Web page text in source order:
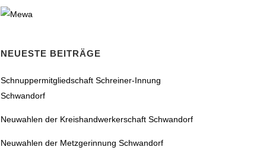
NEUESTE BEITRÄGE
Schnuppermitgliedschaft Schreiner-Innung
Schwandorf
Neuwahlen der Kreishandwerkerschaft Schwandorf
Neuwahlen der Metzgerinnung Schwandorf